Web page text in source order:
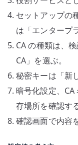
セットアップの
は「エンタープ
CA の種類は、
CA」を選ぶ。
秘密キーは「新
暗号化設定、CA
存場所を確認する
確認画面で内容